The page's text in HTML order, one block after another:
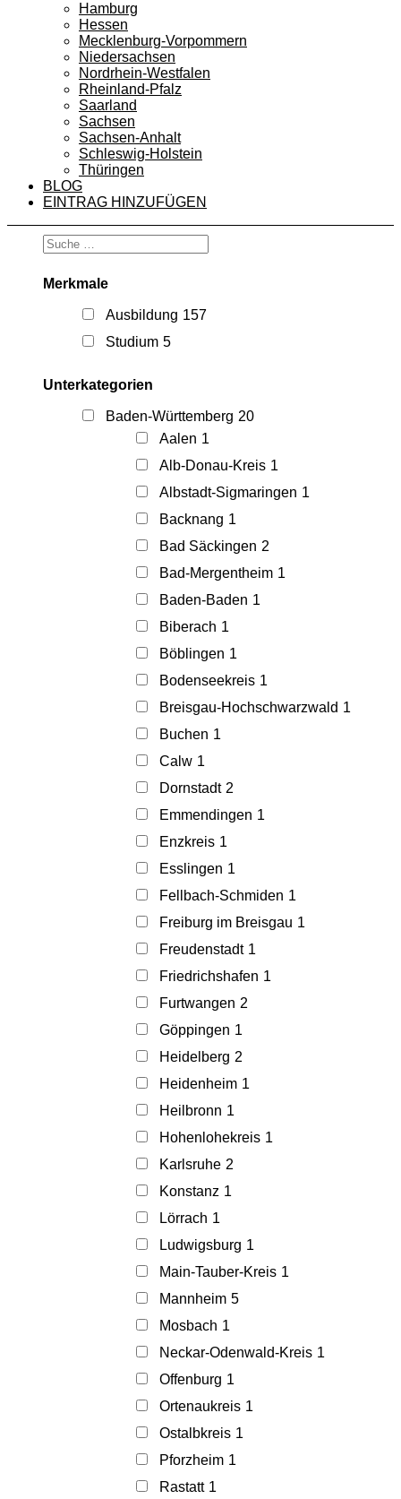
Hamburg
Hessen
Mecklenburg-Vorpommern
Niedersachsen
Nordrhein-Westfalen
Rheinland-Pfalz
Saarland
Sachsen
Sachsen-Anhalt
Schleswig-Holstein
Thüringen
BLOG
EINTRAG HINZUFÜGEN
Merkmale
Ausbildung 157
Studium 5
Unterkategorien
Baden-Württemberg 20
Aalen 1
Alb-Donau-Kreis 1
Albstadt-Sigmaringen 1
Backnang 1
Bad Säckingen 2
Bad-Mergentheim 1
Baden-Baden 1
Biberach 1
Böblingen 1
Bodenseekreis 1
Breisgau-Hochschwarzwald 1
Buchen 1
Calw 1
Dornstadt 2
Emmendingen 1
Enzkreis 1
Esslingen 1
Fellbach-Schmiden 1
Freiburg im Breisgau 1
Freudenstadt 1
Friedrichshafen 1
Furtwangen 2
Göppingen 1
Heidelberg 2
Heidenheim 1
Heilbronn 1
Hohenlohekreis 1
Karlsruhe 2
Konstanz 1
Lörrach 1
Ludwigsburg 1
Main-Tauber-Kreis 1
Mannheim 5
Mosbach 1
Neckar-Odenwald-Kreis 1
Offenburg 1
Ortenaukreis 1
Ostalbkreis 1
Pforzheim 1
Rastatt 1